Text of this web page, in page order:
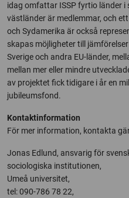
idag omfattar ISSP fyrtio länder i
västländer är medlemmar, och
och Sydamerika är också
skapas möjligheter till
Sverige och andra EU-länder,
mellan mer eller mindre
av projektet fick tidigare i år en
jubileumsfond.
Kontaktinformation
För mer information, kontakta
Jonas Edlund, ansvarig för
sociologiska institutionen,
Umeå universitet,
tel: 090-786 78 22,